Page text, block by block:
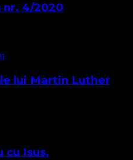
nr. 4/2020
lui Martin Luther
cu Isus,